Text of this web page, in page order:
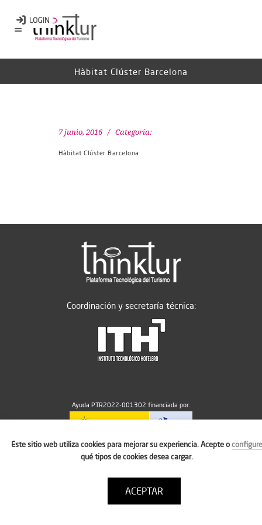
Hàbitat Clúster Barcelona
7 junio, 2016 Categoría:
Hàbitat Clúster Barcelona
Coordinación y secretaría técnica:
Ayuda PTR2022-001302 financiada por:
MICIU/AEI/10.13039/501100011033
Política de cookies
Condiciones de uso
Este sitio web utiliza cookies para mejorar su experiencia. Acepte oconfigure
qué tipos de cookies desea cargar.
ACEPTAR